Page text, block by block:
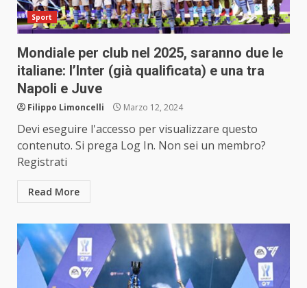
Sport
Mondiale per club nel 2025, saranno due le
italiane: l’Inter (già qualificata) e una tra
Napoli e Juve
Filippo Limoncelli Marzo 12, 2024
Devi eseguire l'accesso per visualizzare questo
contenuto. Si prega Log In. Non sei un membro?
Registrati
Read More